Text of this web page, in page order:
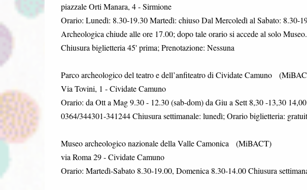
piazzale Orti Manara, 4 - Sirmione
Orario: Lunedì: 8.30-19.30 Martedì: chiuso Dal Mercoledì al Sabato: 8.30-
Archeologica chiude alle ore 17.00; dopo tale orario si accede al solo
Chiusura biglietteria 45' prima; Prenotazione: Nessuna
Parco archeologico del teatro e dell’anfiteatro di Cividate Camuno
Via Tovini, 1 - Cividate Camuno
Orario: da Ott a Mag 9.30 - 12.30 (sab-dom) da Giu a Sett 8,30 -13,30
0364/344301-341244 Chiusura settimanale: lunedì; Orario biglietteria:
Museo archeologico nazionale della Valle Camonica (MiBACT)
via Roma 29 - Cividate Camuno
Orario: Martedì-Sabato 8.30-19.00, Domenica 8.30-14.00 Chiusura